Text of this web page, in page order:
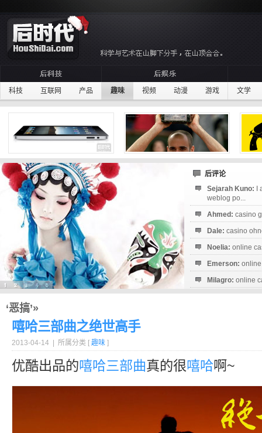
科技 互联网 产品 趣味 视频 动漫 游戏 文学
后评论
Sejarah Kuno:
weblog po...
Ahmed: casino
Dale: casino
Noelia: online
Emerson:
Milagro: online
‘恶搞’»
嘻哈三部曲之绝世高手
2013-04-14 | 所属分类 [ 趣味 ]
优酷出品的嘻哈三部曲真的很嘻哈啊~